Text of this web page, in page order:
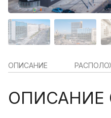
ОПИСАНИЕ
ОПИСАНИЕ